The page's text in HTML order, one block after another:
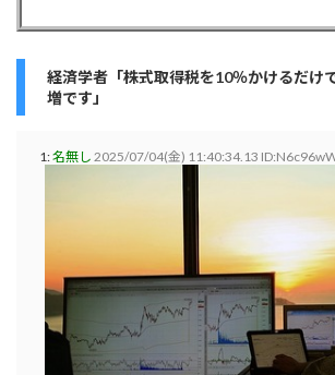
経済学者「株式取得税を10％かけるだけ
増です」
1:名無し 2025/07/04(金) 11:40:34.13